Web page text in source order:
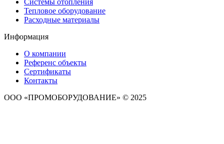
Тепловое оборудование
Расходные материалы
Информация
О компании
Референс объекты
Сертификаты
Контакты
ООО «ПРОМОБОРУДОВАНИЕ» © 2025